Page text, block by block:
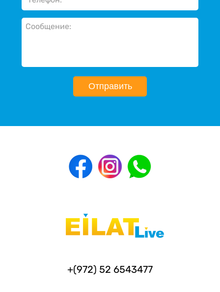
Отправить
+(972) 52 6543477